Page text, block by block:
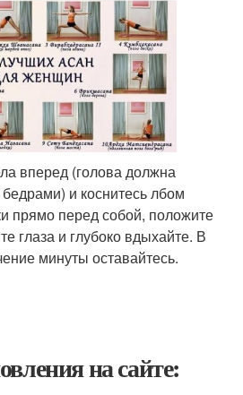
вперед (голова должна
и коснитесь лбом
прямо перед собой, положите
глаза и глубоко вдыхайте. В
минуты оставайтесь.
на сайте: